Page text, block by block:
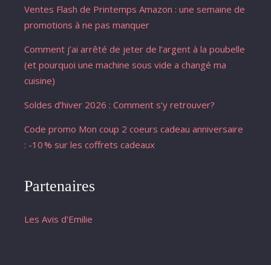
Ventes Flash de Printemps Amazon : une semaine de
promotions à ne pas manquer
Comment j’ai arrêté de jeter de l’argent à la poubelle
(et pourquoi une machine sous vide a changé ma
cuisine)
Soldes d’hiver 2026 : Comment s’y retrouver?
Code promo Mon coup 2 coeurs cadeau anniversaire
: -10 % sur les coffrets cadeaux
Partenaires
Les Avis d'Emilie